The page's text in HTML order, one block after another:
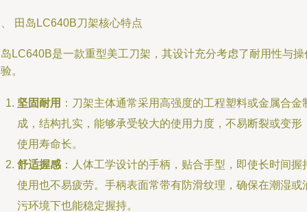
田岛LC640B刀架核心特点
LC640B是一款重型美工刀架，其设计充分考虑了耐用性与操
。
坚固耐用 ：刀架主体通常采用高强度的工程塑料或金属合金
成，结构扎实，能够承受较大的使用力度，不易断裂或变形
使用寿命长。
舒适握感 ：人体工学设计的手柄，贴合手型，即使长时间握
使用也不易疲劳。手柄表面常带有防滑纹理，确保在潮湿或
污环境下也能稳定握持。